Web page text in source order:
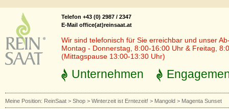
Telefon +43 (0) 2987 / 2347
E-Mail office(at)reinsaat.at
Wir sind telefonisch für Sie erreichbar und unser
Montag - Donnerstag, 8:00-16:00 Uhr & Freitag,
(Mittagspause 13:00-13:30 Uhr)
Unternehmen
Meine Position: ReinSaat > Shop > Winterzeit ist Erntezeit! > Mangold > Magenta Sunset